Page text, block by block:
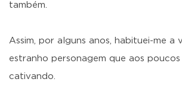
também.
Assim, por alguns anos, habituei-me a
estranho personagem que aos
cativando.